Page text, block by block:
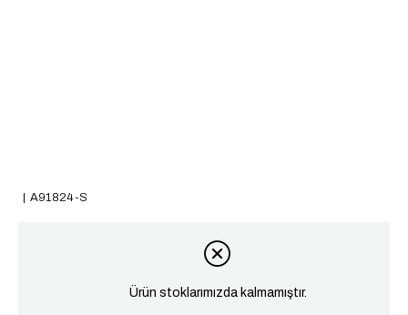
A91824-S
Ürün stoklarımızda kalmamıştır.